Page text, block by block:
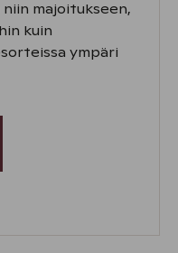
majoitukseen,
kuin
ympäri